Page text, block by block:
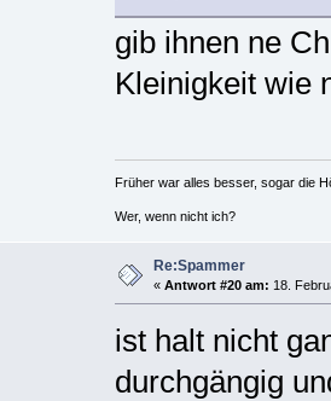
gib ihnen ne
Kleinigkeit wie
Früher war alles besser, sogar die
Wer, wenn nicht ich?
Re:Spammer
« Antwort #20 am: 18.
ist halt nicht
durchgängig